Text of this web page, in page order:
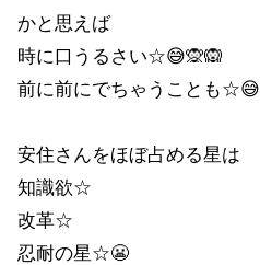
かと思えば
時に口うるさい☆😅🙊🙉
前に前にでちゃうことも☆😅
安住さんをほぼ占める星は
知識欲☆
改革☆
忍耐の星☆😬